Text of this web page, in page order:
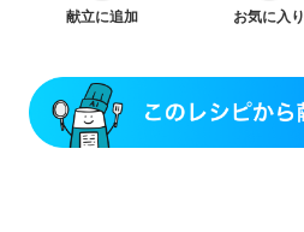
献立に追加 お気に入り